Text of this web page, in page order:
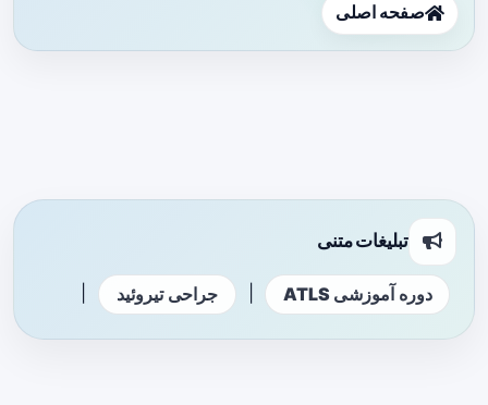
صفحه اصلی
تبلیغات متنی
دوره آموزشی ATLS جراحی تیروئید